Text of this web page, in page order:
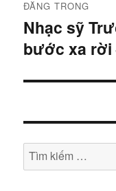
hướng
bài
viết
ĐĂNG TRONG
Nhạc sỹ
bước xa rời
Tìm
kiếm: